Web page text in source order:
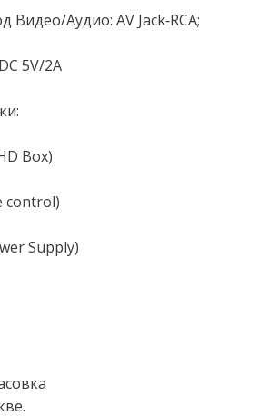
Видео/Аудио: АV Jасk-RСА;
5V/2А
Вох)
соntrоl)
Suррly)